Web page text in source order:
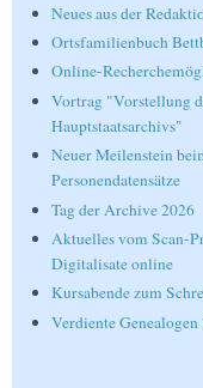
Neues aus der
Ortsfamilienbuch
Online-
Vortrag "Vorstellung
Hauptstaatsarchivs"
Neuer Meilenstein
Personendatensätze
Tag der Archive 2026
Aktuelles vom Scan-
Digitalisate online
Kursabende zum
Verdiente Genealogen